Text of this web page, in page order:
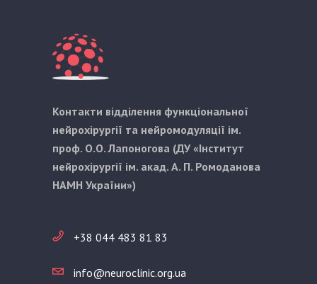
Контакти відділення функціональної
нейрохірургії та нейромодуляції ім.
проф. О.О. Лапоногова (ДУ «Інститут
нейрохірургії ім. акад. А. П. Ромоданова
НАМН України»)
+38 044 483 81 83
info@neuroclinic.org.ua